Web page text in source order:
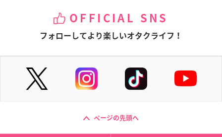
OFFICIAL SNS
フォローしてより楽しいオタクライフ！
ページの先頭へ